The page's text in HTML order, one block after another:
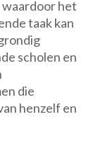
het
taak kan
scholen en
die
henzelf en